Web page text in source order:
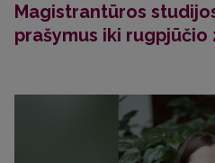
Magistrantūros
prašymus iki rugpjūčio